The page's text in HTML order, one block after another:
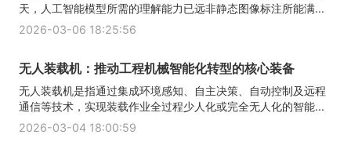
天，人工智能模型所需的理解能力已远非静态图像标注所能满...
2026-03-06 18:25:56
无人装载机：推动工程机械智能化转型的核心装备
无人装载机是指通过集成环境感知、自主决策、自动控制及远程
通信等技术，实现装载作业全过程少人化或完全无人化的智能...
2026-03-04 18:00:59